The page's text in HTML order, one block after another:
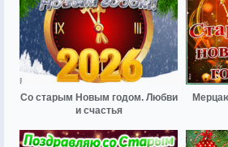
Со старым Новым годом. Любви
и счастья